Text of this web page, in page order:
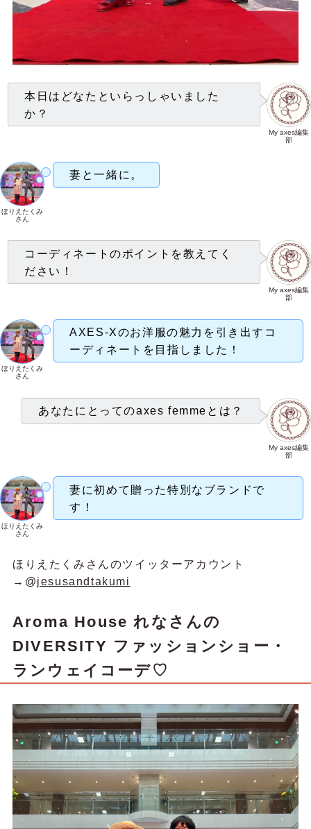
My axes編集
部
本日はどなたといらっしゃいました
か？
ほりえたくみ
さん
妻と一緒に。
My axes編集
部
コーディネートのポイントを教えてく
ださい！
ほりえたくみ
さん
AXES-Xのお洋服の魅力を引き出すコ
ーディネートを目指しました！
My axes編集
部
あなたにとってのaxes femmeとは？
ほりえたくみ
さん
妻に初めて贈った特別なブランドで
す！
ほりえたくみさんのツイッターアカウント
→@jesusandtakumi
Aroma House れなさんの
DIVERSITY ファッションショー・
ランウェイコーデ♡